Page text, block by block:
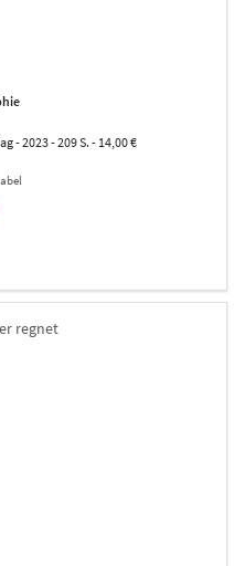
- 2023 - 209 S. - 14,00 €